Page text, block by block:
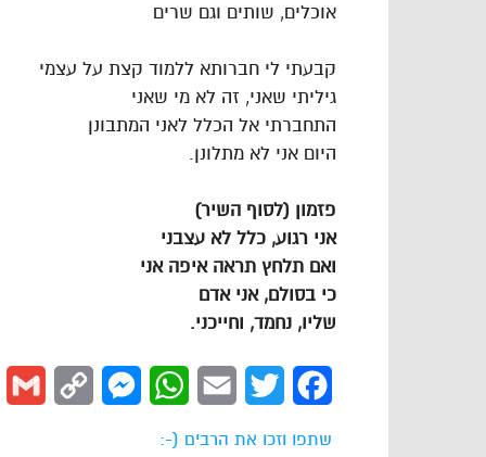
אוכלים, שותים וגם שרים
קבעתי לי חברותא ללמוד קצת על עצמי
גיליתי שאני, זה לא מי שאני
התחברתי אל הכלל לאני המתבונן
היום אני לא מתלונן.
פזמון (לסוף השיר)
אני רגוע, כלל לא עצבני
ואם תלחץ תראה איפה אני
כי בסולם,אני אדם
שליו, נחמד, וחייכני.
Facebook
Twitter
Email
WhatsApp
Messenger
Copy
שתפו וזכו את הרבים (-: